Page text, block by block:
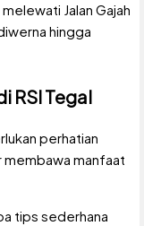
Jalan Gajah
hingga
RSI Tegal
perhatian
membawa manfaat
tips sederhana